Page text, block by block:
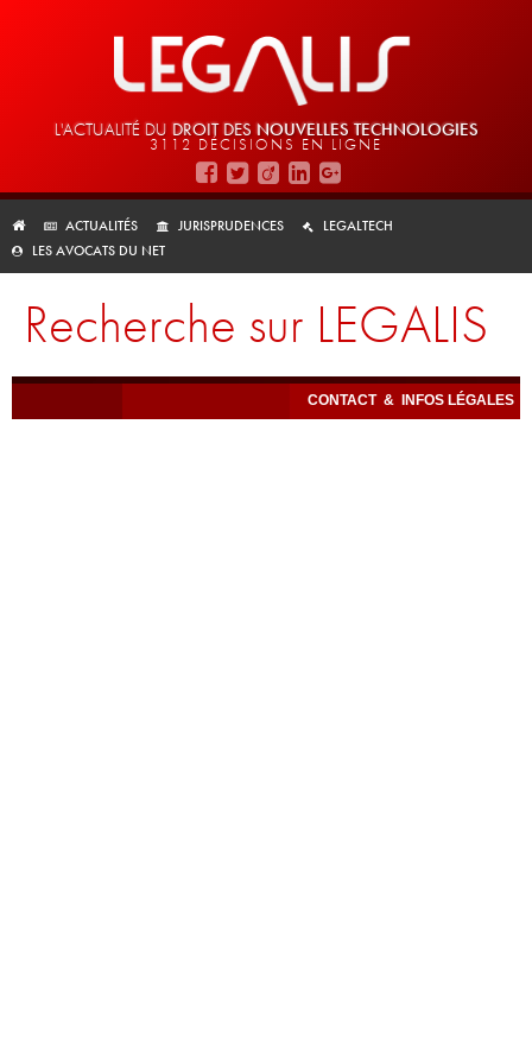
L'ACTUALITÉ DU DROIT DES NOUVELLES TECHNOLOGIES
3112 DÉCISIONS EN LIGNE
ACTUALITÉS JURISPRUDENCES
LEGALTECH
LES AVOCATS DU NET
Recherche sur LEGALIS
CONTACT & INFOS LÉGALES